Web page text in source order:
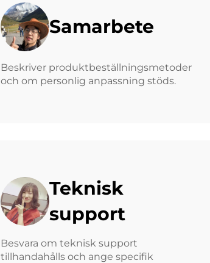
Samarbete
Beskriver produktbeställningsmetoder
och om personlig anpassning stöds.
Teknisk
support
Besvara om teknisk support
tillhandahålls och ange specifik